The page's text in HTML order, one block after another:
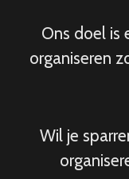
Ons doel is
organiseren
Wil je